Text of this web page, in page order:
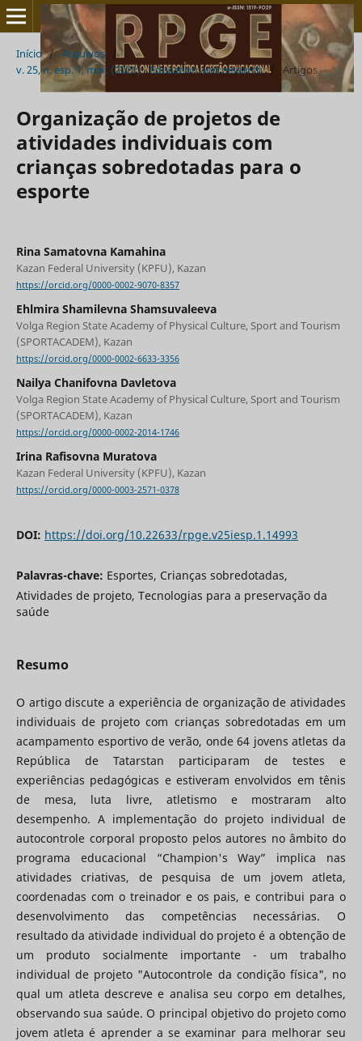
Início / Arquivos
/
v. 25, n. esp. 1, mar. (2021) - Education and research / Artigos
Organização de projetos de
atividades individuais com
crianças sobredotadas para o
esporte
Rina Samatovna Kamahina
Kazan Federal University (KPFU), Kazan
https://orcid.org/0000-0002-9070-8357
Ehlmira Shamilevna Shamsuvaleeva
Volga Region State Academy of Physical Culture, Sport and Tourism
(SPORTACADEM), Kazan
https://orcid.org/0000-0002-6633-3356
Nailya Chanifovna Davletova
Volga Region State Academy of Physical Culture, Sport and Tourism
(SPORTACADEM), Kazan
https://orcid.org/0000-0002-2014-1746
Irina Rafisovna Muratova
Kazan Federal University (KPFU), Kazan
https://orcid.org/0000-0003-2571-0378
DOI: https://doi.org/10.22633/rpge.v25iesp.1.14993
Palavras-chave: Esportes, Crianças sobredotadas,
Atividades de projeto, Tecnologias para a preservação da
saúde
Resumo
O artigo discute a experiência de organização de atividades
individuais de projeto com crianças sobredotadas em um
acampamento esportivo de verão, onde 64 jovens atletas da
República de Tatarstan participaram de testes e
experiências pedagógicas e estiveram envolvidos em tênis
de mesa, luta livre, atletismo e mostraram alto
desempenho. A implementação do projeto individual de
autocontrole corporal proposto pelos autores no âmbito do
programa educacional “Champion's Way” implica nas
atividades criativas, de pesquisa de um jovem atleta,
coordenadas com o treinador e os pais, e contribui para o
desenvolvimento das competências necessárias. O
resultado da atividade individual do projeto é a obtenção de
um produto socialmente importante - um trabalho
individual de projeto "Autocontrole da condição física", no
qual um atleta descreve e analisa seu corpo em detalhes,
observando sua saúde. O principal objetivo do projeto como
jovem atleta é aprender a se examinar para melhorar seu